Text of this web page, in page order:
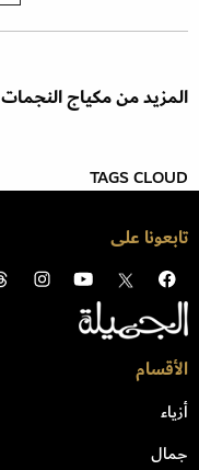
المزيد من مكياج النجمات
TAGS CLOUD
تابعونا على
الأقسام
أزياء
جمال